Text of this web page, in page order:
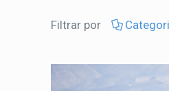
Filtrar por